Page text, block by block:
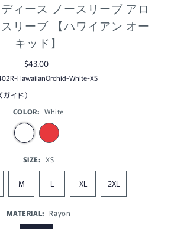
ィース ノースリーブ アロ
リーブ 【ハワイアン オー
キッド】
$43.00
HawaiianOrchid-White-XS
イド）
COLOR: White
SIZE: XS
M L XL 2XL
MATERIAL: Rayon